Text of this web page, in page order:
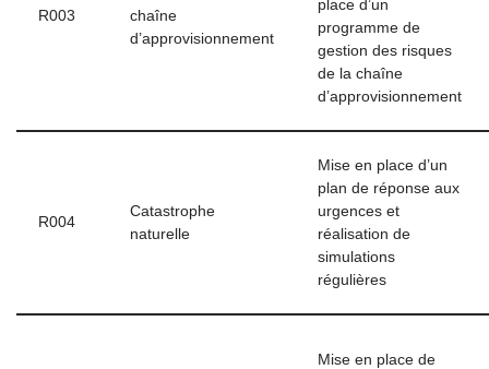
R003
chaîne
d’approvisionnement
place d’un
programme de
gestion des risques
de la chaîne
d’approvisionnement
R004
Catastrophe
naturelle
Mise en place d’un
plan de réponse aux
urgences et
réalisation de
simulations
régulières
Mise en place de